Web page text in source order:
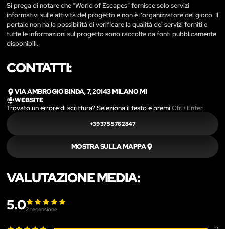
Si prega di notare che “World of Escapes” fornisce solo servizi
informativi sulle attività del progetto e non è l'organizzatore del gioco. Il
portale non ha la possibilità di verificare la qualità dei servizi forniti e
tutte le informazioni sul progetto sono raccolte da fonti pubblicamente
disponibili.
CONTATTI:
VIA AMBROGIO BINDA, 7, 20143 MILANO MI
WEBSITE
Trovato un errore di scrittura? Seleziona il testo e premiCtrl+Enter.
+39 375 576 2847
MOSTRA SULLA MAPPA
VALUTAZIONE MEDIA:
5.02 recensione